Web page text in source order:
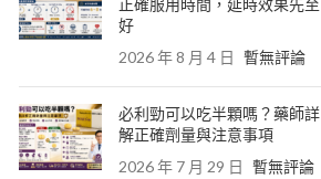
正確服用時間，延時效果先至
好
2026 年 8 月 4 日 暫無評論
必利勁可以吃半顆嗎？藥師詳
解正確劑量與注意事項
2026 年 7 月 29 日 暫無評論